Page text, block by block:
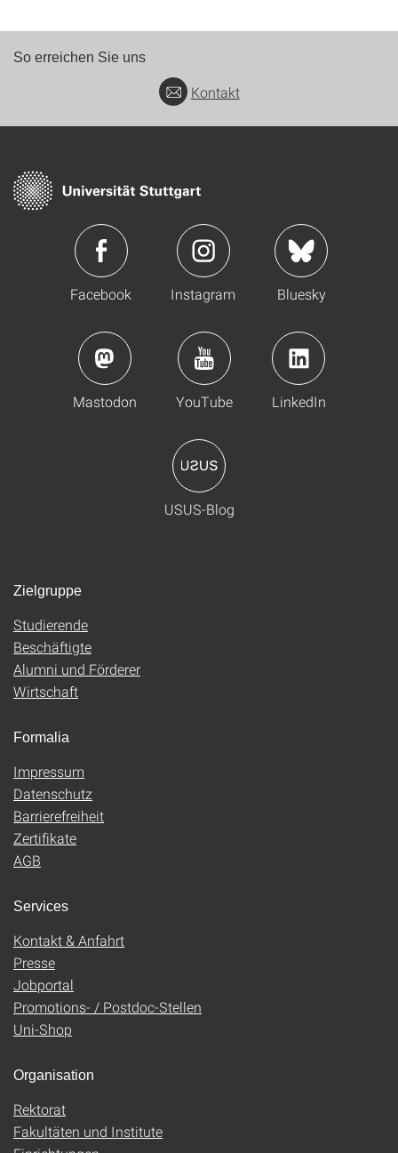
So erreichen Sie uns
Kontakt
Facebook Instagram Bluesky
Mastodon YouTube LinkedIn
USUS-Blog
Zielgruppe
Studierende
Beschäftigte
Alumni und Förderer
Wirtschaft
Formalia
Impressum
Datenschutz
Barrierefreiheit
Zertifikate
AGB
Services
Kontakt & Anfahrt
Presse
Jobportal
Promotions- / Postdoc-Stellen
Uni-Shop
Organisation
Rektorat
Fakultäten und Institute